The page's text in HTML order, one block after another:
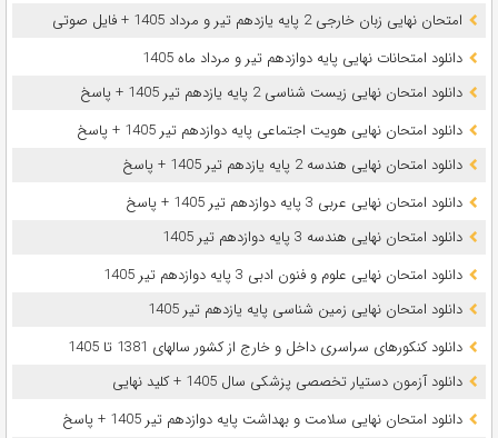
امتحان نهایی زبان خارجی 2 پایه یازدهم تیر و مرداد 1405 + فایل صوتی
دانلود امتحانات نهایی پایه دوازدهم تیر و مرداد ماه 1405
دانلود امتحان نهایی زیست شناسی 2 پایه یازدهم تیر 1405 + پاسخ
دانلود امتحان نهایی هویت اجتماعی پایه دوازدهم تیر 1405 + پاسخ
دانلود امتحان نهایی هندسه 2 پایه یازدهم تیر 1405 + پاسخ
دانلود امتحان نهایی عربی 3 پایه دوازدهم تیر 1405 + پاسخ
دانلود امتحان نهایی هندسه 3 پایه دوازدهم تیر 1405
دانلود امتحان نهایی علوم و فنون ادبی 3 پایه دوازدهم تیر 1405
دانلود امتحان نهایی زمین شناسی پایه یازدهم تیر 1405
دانلود کنکورهای سراسری داخل و خارج از کشور سالهای 1381 تا 1405
دانلود آزمون دستیار تخصصی پزشکی سال 1405 + کلید نهایی
دانلود امتحان نهایی سلامت و بهداشت پایه دوازدهم تیر 1405 + پاسخ